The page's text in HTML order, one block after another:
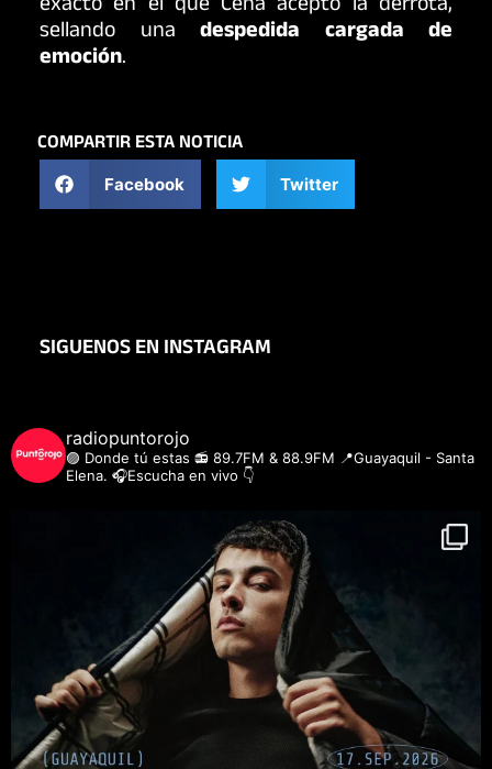
sellando una despedida cargada de
emoción.
COMPARTIR ESTA NOTICIA
Facebook Twitter
SIGUENOS EN INSTAGRAM
radiopuntorojo
🟣 Donde tú estas 📻 89.7FM & 88.9FM 📍Guayaquil - Santa
Elena. 🎧Escucha en vivo 👇